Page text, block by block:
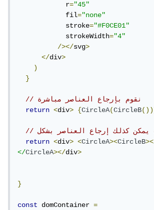
            r
="45"
            fil
="none"
            stroke
="#F0CE01"
            strokeWidth
="4"
/></svg>
</div>
)
}
// نقوم بإرجاع العناصر مباشرة
return
<div> {CircleA(CircleB
return
<div> <CircleA><CircleB
</CircleA></div>
}
const domContainer =